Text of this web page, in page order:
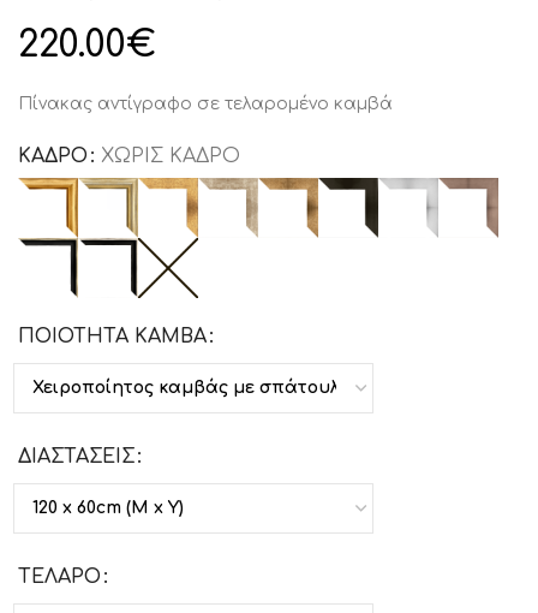
220.00€
Πίνακας αντίγραφο σε τελαρομένο καμβά
ΚΑΔΡΟ ΧΩΡΙΣ ΚΑΔΡΟ
ΠΟΙΟΤΗΤΑ ΚΑΜΒΑ
ΔΙΑΣΤΑΣΕΙΣ
ΤΕΛΑΡΟ